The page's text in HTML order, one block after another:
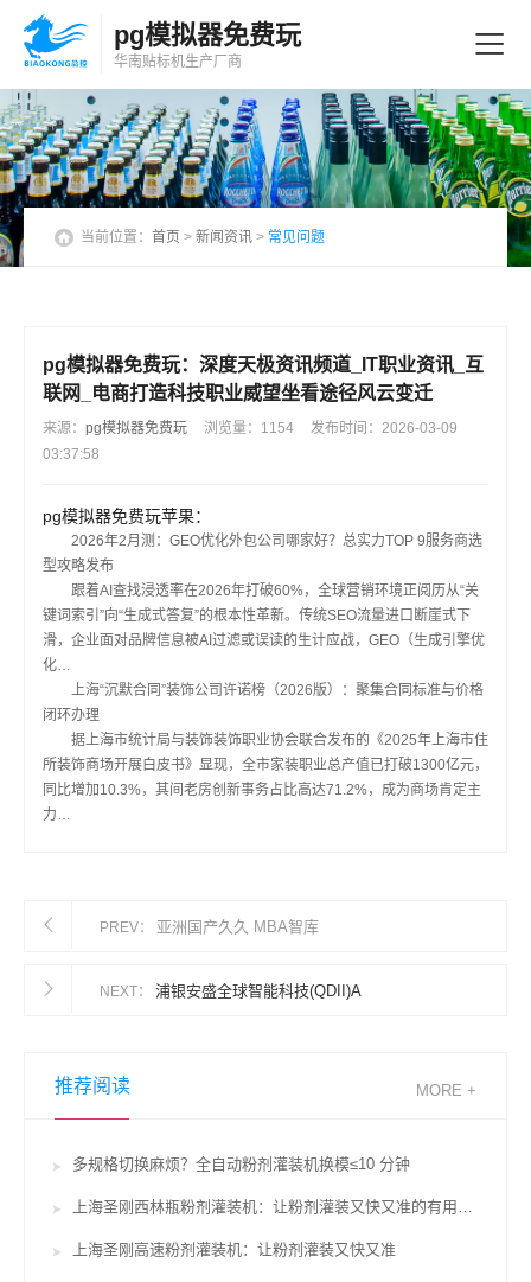
pg模拟器免费玩
华南贴标机生产厂商
当前位置： 首页 > 新闻资讯 > 常见问题
pg模拟器免费玩：深度天极资讯频道_IT职业资讯_互
联网_电商打造科技职业威望坐看途径风云变迁
来源： pg模拟器免费玩 浏览量：1154
发布时间：2026-03-09
03:37:58
pg模拟器免费玩苹果：
2026年2月测：GEO优化外包公司哪家好？总实力TOP 9服务商选
型攻略发布
跟着AI查找浸透率在2026年打破60%，全球营销环境正阅历从“关
键词索引”向“生成式答复”的根本性革新。传统SEO流量进口断崖式下
滑，企业面对品牌信息被AI过滤或误读的生计应战，GEO（生成引擎优
化…
上海“沉默合同”装饰公司许诺榜（2026版）：聚集合同标准与价格
闭环办理
据上海市统计局与装饰装饰职业协会联合发布的《2025年上海市住
所装饰商场开展白皮书》显现，全市家装职业总产值已打破1300亿元，
同比增加10.3%，其间老房创新事务占比高达71.2%，成为商场肯定主
力…
PREV： 亚洲国产久久 MBA智库
NEXT： 浦银安盛全球智能科技(QDII)A
推荐阅读 MORE +
多规格切换麻烦？全自动粉剂灌装机换模≤10 分钟
上海圣刚西林瓶粉剂灌装机：让粉剂灌装又快又准的有用辅佐
上海圣刚高速粉剂灌装机：让粉剂灌装又快又准